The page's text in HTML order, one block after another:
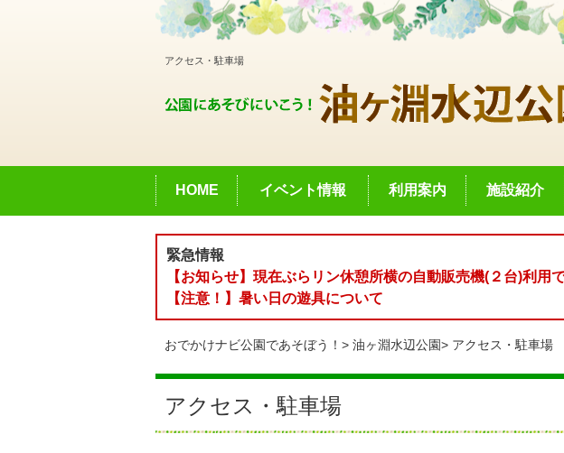
アクセス・駐車場
HOME イベント情報 利用案内 施設紹介
緊急情報
【お知らせ】現在ぶらリン休憩所横の自動販売機(２台)利用
【注意！】暑い日の遊具について
おでかけナビ公園であそぼう！ 油ヶ淵水辺公園 アクセス・駐車場
アクセス・駐車場